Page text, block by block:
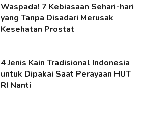
Waspada! 7 Kebiasaan Sehari-hari
yang Tanpa Disadari Merusak
Kesehatan Prostat
4 Jenis Kain Tradisional Indonesia
untuk Dipakai Saat Perayaan HUT
RI Nanti